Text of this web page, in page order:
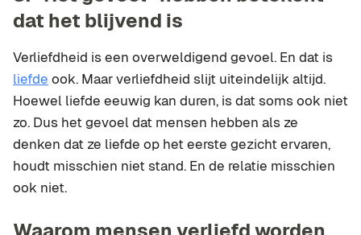
dat het blijvend is
Verliefdheid is een overweldigend gevoel. En dat is
liefde ook. Maar verliefdheid slijt uiteindelijk altijd.
Hoewel liefde eeuwig kan duren, is dat soms ook niet
zo. Dus het gevoel dat mensen hebben als ze
denken dat ze liefde op het eerste gezicht ervaren,
houdt misschien niet stand. En de relatie misschien
ook niet.